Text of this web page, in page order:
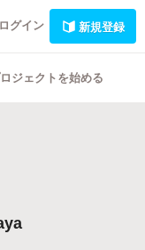
ログイン 新規登録
ジェクトを始める